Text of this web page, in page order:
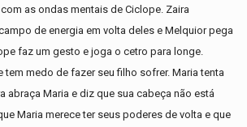
as ondas mentais de Ciclope. Zaira
de energia em volta deles e Melquior pega
faz um gesto e joga o cetro para longe.
tem medo de fazer seu filho sofrer. Maria tenta
abraça Maria e diz que sua cabeça não está
Maria merece ter seus poderes de volta e que